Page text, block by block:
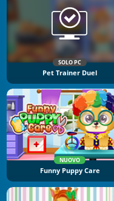
SOLO PC
Pet Trainer Duel
NUOVO
Funny Puppy Care